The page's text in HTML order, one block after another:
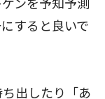
ンを予知予測
すると良いで
出したり「あ